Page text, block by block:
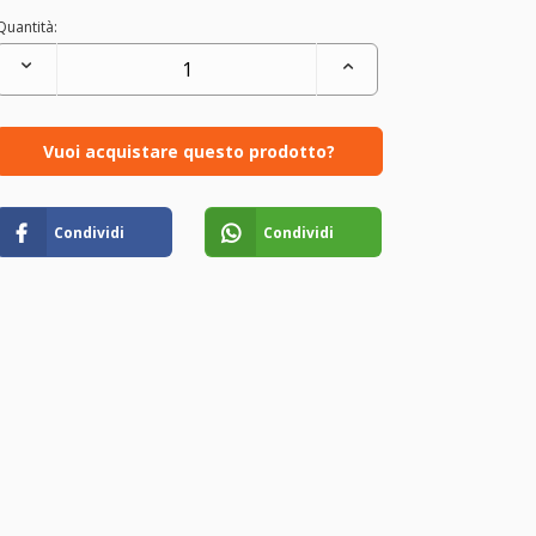
Vuoi acquistare questo prodotto?
Condividi Condividi